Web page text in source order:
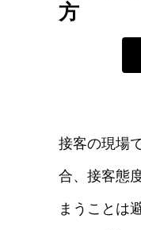
方
接客の現場
合、接客態
まうことは